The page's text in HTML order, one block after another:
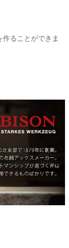
ることができま